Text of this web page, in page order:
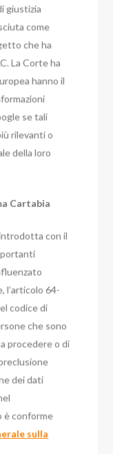
giustizia
come
che ha
La Corte ha
hanno il
se tali
rilevanti o
della loro
Cartabia
con il
l’articolo 64-
codice di
che sono
procedere o di
dei dati
è conforme
sulla